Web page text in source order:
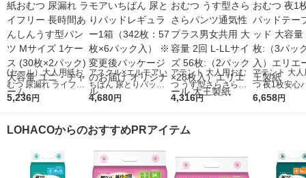
(セール）大人用紙お
むつ 尿漏れ ライフリ
ー 長時間あんしんう
ク) 大容量 ユニ・チャ
5,236円
アスクル×エルモアい
ちばん 尿とりパッド
レギュラー1箱（342
ージのお届け オリジ
4,680円
アテント 大人用おむ
つ うす型さらさらパ
ンツ通気性プラス男女
ク×28枚入）エリエー
4,316円
アテント 大
つ 夜1枚安心
ープ用パッド
6,658円
LOHACOからのおすすめPRアイテム